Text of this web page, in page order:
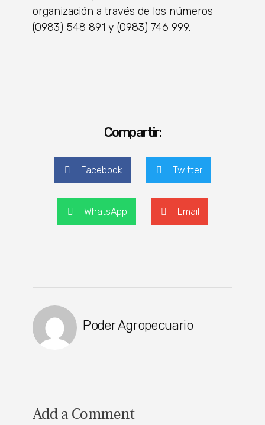
organización a través de los números
(0983) 548 891 y (0983) 746 999.
Compartir:
Facebook Twitter
WhatsApp Email
Poder Agropecuario
Add a Comment